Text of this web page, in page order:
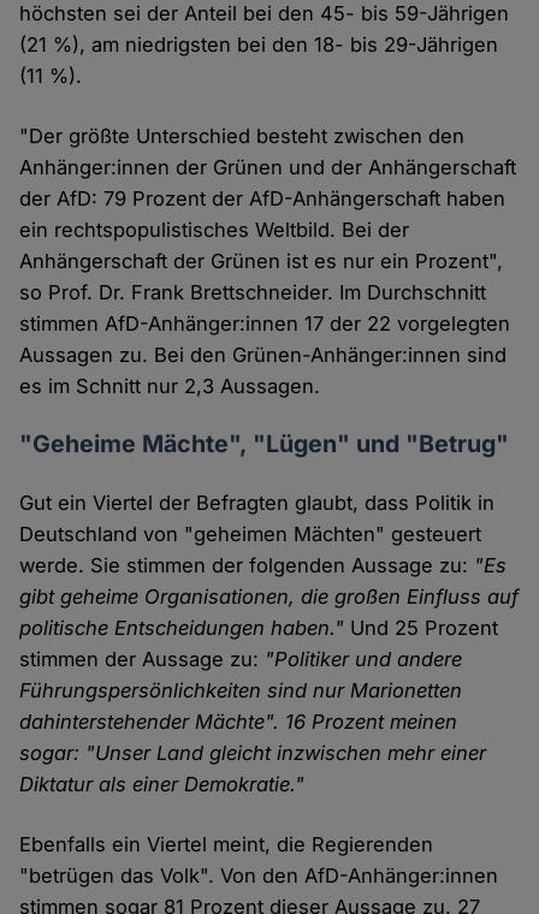
höchsten sei der Anteil bei den 45- bis 59-Jährigen
(21 %), am niedrigsten bei den 18- bis 29-Jährigen
(11 %).
"Der größte Unterschied besteht zwischen den
Anhänger:innen der Grünen und der Anhängerschaft
der AfD: 79 Prozent der AfD-Anhängerschaft haben
ein rechtspopulistisches Weltbild. Bei der
Anhängerschaft der Grünen ist es nur ein Prozent",
so Prof. Dr. Frank Brettschneider. Im Durchschnitt
stimmen AfD-Anhänger:innen 17 der 22 vorgelegten
Aussagen zu. Bei den Grünen-Anhänger:innen sind
es im Schnitt nur 2,3 Aussagen.
"Geheime Mächte", "Lügen" und "Betrug"
Gut ein Viertel der Befragten glaubt, dass Politik in
Deutschland von "geheimen Mächten" gesteuert
werde. Sie stimmen der folgenden Aussage zu: "Es
gibt geheime Organisationen, die großen Einfluss auf
politische Entscheidungen haben." Und 25 Prozent
stimmen der Aussage zu: "Politiker und andere
Führungspersönlichkeiten sind nur Marionetten
dahinterstehender Mächte". 16 Prozent meinen
sogar: "Unser Land gleicht inzwischen mehr einer
Diktatur als einer Demokratie."
Ebenfalls ein Viertel meint, die Regierenden
"betrügen das Volk". Von den AfD-Anhänger:innen
stimmen sogar 81 Prozent dieser Aussage zu. 27